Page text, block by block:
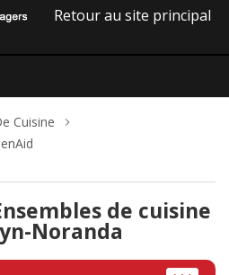
Retour au site principal
Cuisine
de cuisine
Noranda